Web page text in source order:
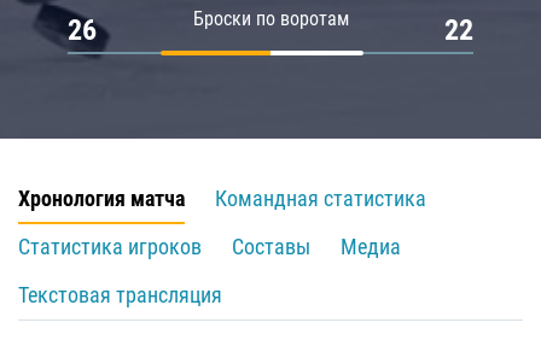
Броски по воротам
26 22
Хронология матча
Командная статистика
Статистика игроков
Составы
Медиа
Текстовая трансляция